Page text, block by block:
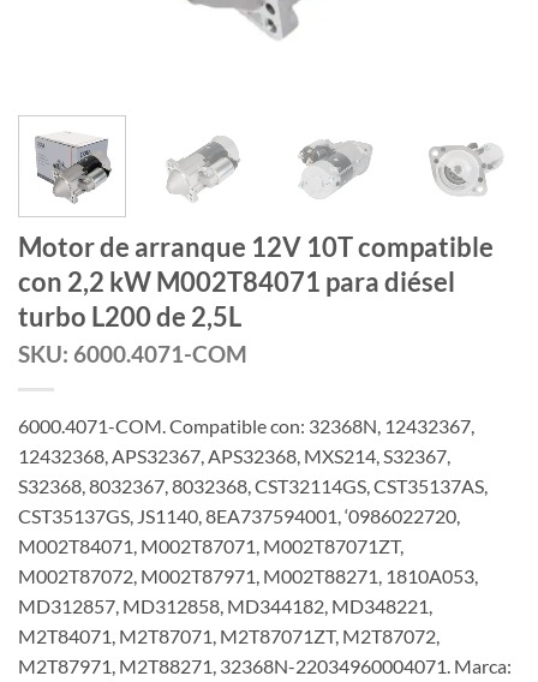
Motor de arranque 12V 10T compatible
con 2,2 kW M002T84071 para diésel
turbo L200 de 2,5L
SKU: 6000.4071-COM
6000.4071-COM. Compatible con: 32368N, 12432367,
12432368, APS32367, APS32368, MXS214, S32367,
S32368, 8032367, 8032368, CST32114GS, CST35137AS,
CST35137GS, JS1140, 8EA737594001, ‘0986022720,
M002T84071, M002T87071, M002T87071ZT,
M002T87072, M002T87971, M002T88271, 1810A053,
MD312857, MD312858, MD344182, MD348221,
M2T84071, M2T87071, M2T87071ZT, M2T87072,
M2T87971, M2T88271, 32368N-22034960004071. Marca: